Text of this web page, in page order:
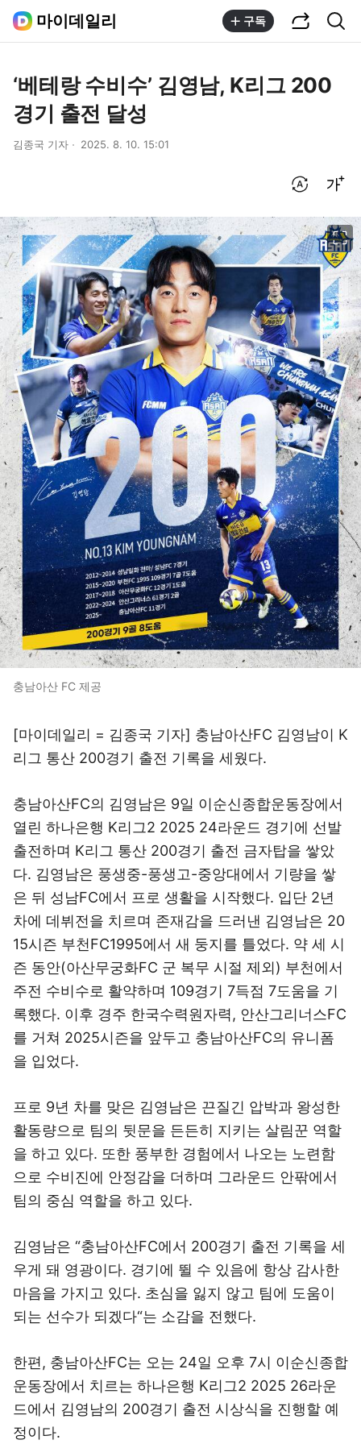
마이데일리 구독
‘베테랑 수비수’ 김영남, K리그 200
경기 출전 달성
김종국 기자 2025. 8. 10. 15:01
충남아산 FC 제공
[마이데일리 = 김종국 기자] 충남아산FC 김영남이 K
리그 통산 200경기 출전 기록을 세웠다.
충남아산FC의 김영남은 9일 이순신종합운동장에서
열린 하나은행 K리그2 2025 24라운드 경기에 선발
출전하며 K리그 통산 200경기 출전 금자탑을 쌓았
다. 김영남은 풍생중-풍생고-중앙대에서 기량을 쌓
은 뒤 성남FC에서 프로 생활을 시작했다. 입단 2년
차에 데뷔전을 치르며 존재감을 드러낸 김영남은 20
15시즌 부천FC1995에서 새 둥지를 틀었다. 약 세 시
즌 동안(아산무궁화FC 군 복무 시절 제외) 부천에서
주전 수비수로 활약하며 109경기 7득점 7도움을 기
록했다. 이후 경주 한국수력원자력, 안산그리너스FC
를 거쳐 2025시즌을 앞두고 충남아산FC의 유니폼
을 입었다.
프로 9년 차를 맞은 김영남은 끈질긴 압박과 왕성한
활동량으로 팀의 뒷문을 든든히 지키는 살림꾼 역할
을 하고 있다. 또한 풍부한 경험에서 나오는 노련함
으로 수비진에 안정감을 더하며 그라운드 안팎에서
팀의 중심 역할을 하고 있다.
김영남은 “충남아산FC에서 200경기 출전 기록을 세
우게 돼 영광이다. 경기에 뛸 수 있음에 항상 감사한
마음을 가지고 있다. 초심을 잃지 않고 팀에 도움이
되는 선수가 되겠다“는 소감을 전했다.
한편, 충남아산FC는 오는 24일 오후 7시 이순신종합
운동장에서 치르는 하나은행 K리그2 2025 26라운
드에서 김영남의 200경기 출전 시상식을 진행할 예
정이다.